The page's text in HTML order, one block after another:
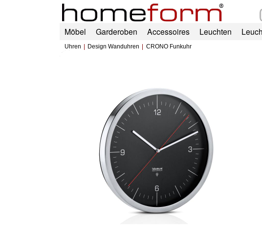
Möbel Garderoben Accessoires Leuchten
Uhren Design Wanduhren CRONO Funkuhr